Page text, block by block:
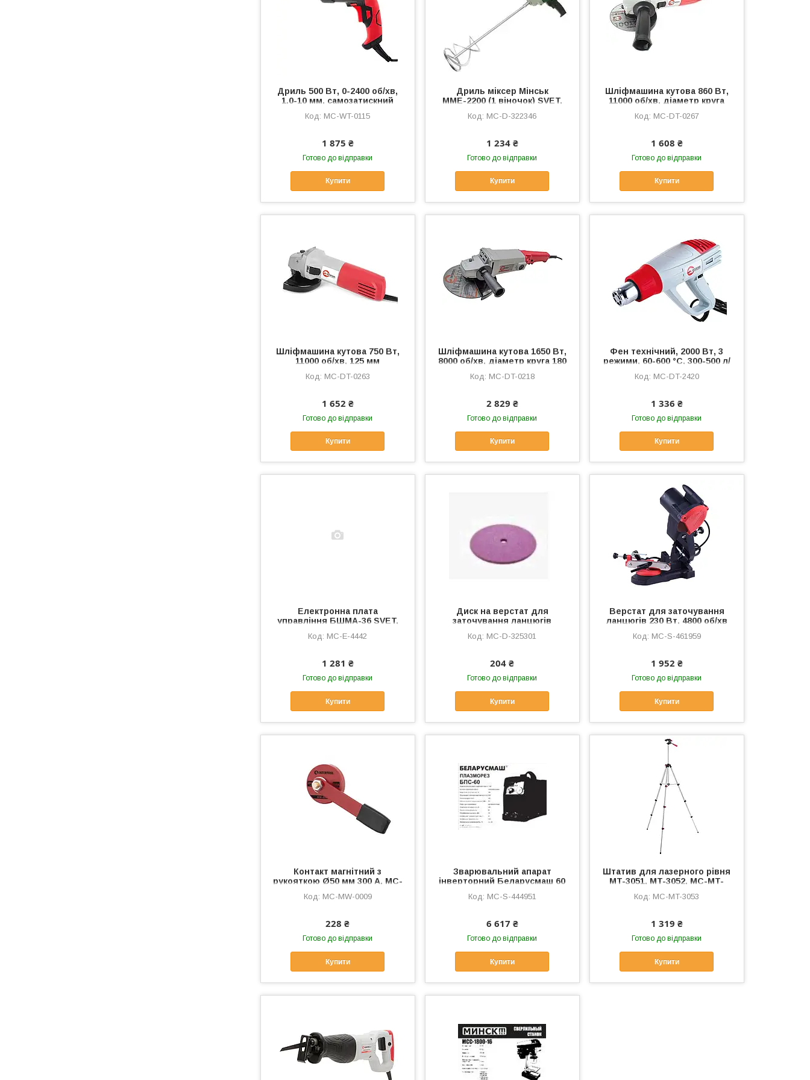
Дриль 500 Вт, 0-2400 об/хв,
1.0-10 мм, самозатискний
MC-WT-0115
1 875 ₴
Готово до відправки
Купити
Дриль міксер Мінськ
ММЕ-2200 (1 віночок) SVET,
MC-D-322346
1 234 ₴
Готово до відправки
Купити
Шліфмашина кутова 860 Вт,
11000 об/хв, діаметр круга
MC-DT-0267
1 608 ₴
Готово до відправки
Купити
Шліфмашина кутова 750 Вт,
11000 об/хв, 125 мм
MC-DT-0263
1 652 ₴
Готово до відправки
Купити
Шліфмашина кутова 1650 Вт,
8000 об/хв, діаметр круга 180
MC-DT-0218
2 829 ₴
Готово до відправки
Купити
Фен технiчний, 2000 Вт, 3
режими, 60-600 °С, 300-500 л/
MC-DT-2420
1 336 ₴
Готово до відправки
Купити
Електронна плата
управління БШМА-36 SVET,
MC-E-4442
1 281 ₴
Готово до відправки
Купити
Диск на верстат для
заточування ланцюгів
325301
MC-D-325301
204 ₴
Готово до відправки
Купити
Верстат для заточування
ланцюгів 230 Вт, 4800 об/хв
MC-S-461959
1 952 ₴
Готово до відправки
Купити
Контакт магнітний з
рукояткою Ø50 мм 300 А, MC-
MC-MW-0009
228 ₴
Готово до відправки
Купити
Зварювальний апарат
інверторний Беларусмаш 60
444951
MC-S-444951
6 617 ₴
Готово до відправки
Купити
Штатив для лазерного рівня
MT-3051, MT-3052, MC-MT-
MC-MT-3053
1 319 ₴
Готово до відправки
Купити